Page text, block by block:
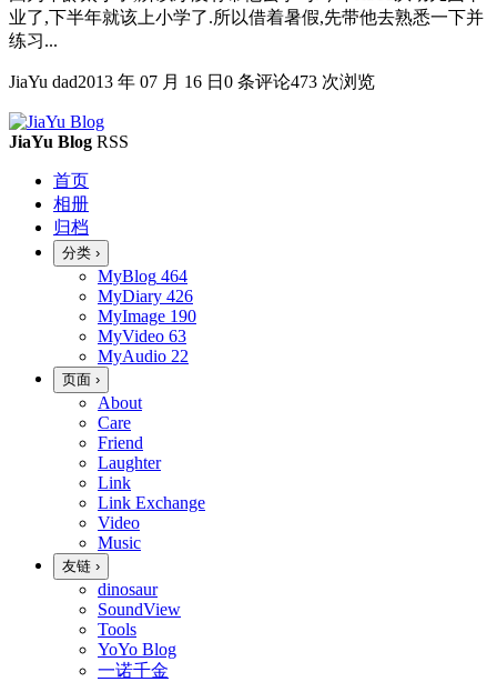
业了,下半年就该上小学了.所以借着暑假,先带他去熟悉一下并
练习...
JiaYu dad2013 年 07 月 16 日 0 条评论473 次浏览
JiaYu Blog RSS
首页
相册
归档
分类 ›
MyBlog 464
MyDiary 426
MyImage 190
MyVideo 63
MyAudio 22
页面 ›
About
Care
Friend
Laughter
Link
Link Exchange
Video
Music
友链 ›
dinosaur
SoundView
Tools
YoYo Blog
一诺千金